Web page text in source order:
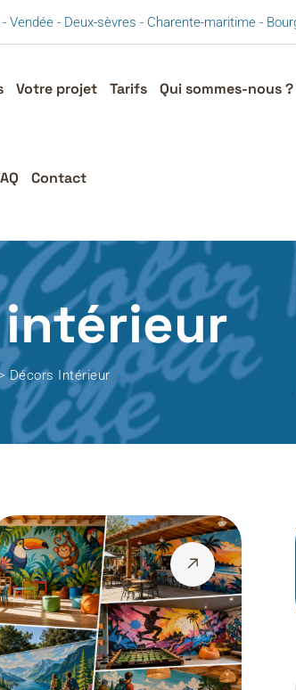
Vendée - Deux-sèvres - Charente-maritime -
Votre projet Tarifs Qui sommes-nous ?
Contact
Décors Intérieur